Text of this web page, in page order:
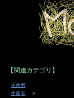
【関連カテゴリ】
生産者
生産者